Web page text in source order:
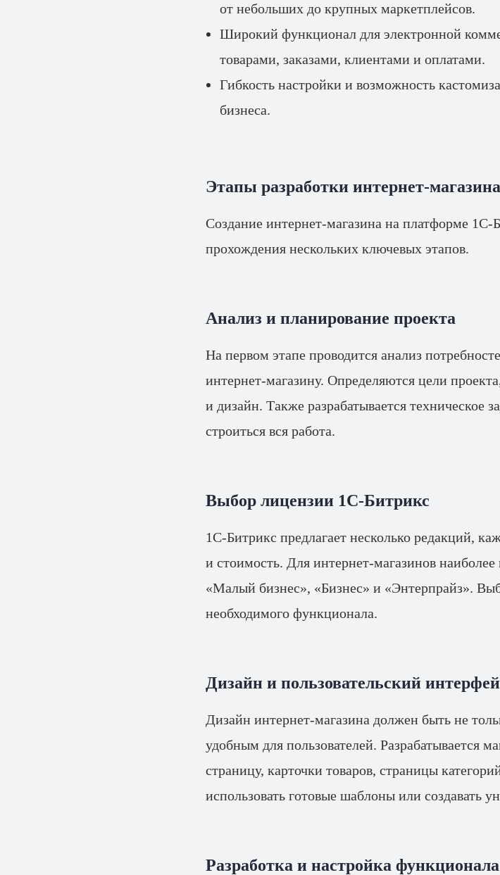
от небольших до крупных маркетплейсов.
Широкий функционал для электронной
товарами, заказами, клиентами и оплатами.
Гибкость настройки и возможность
бизнеса.
Этапы разработки интернет-
Создание интернет-магазина на платформе 1С-
прохождения нескольких ключевых этапов.
Анализ и планирование проекта
На первом этапе проводится анализ
интернет-магазину. Определяются цели
и дизайн. Также разрабатывается техническое
строиться вся работа.
Выбор лицензии 1С-Битрикс
1С-Битрикс предлагает несколько редакций,
и стоимость. Для интернет-магазинов
«Малый бизнес», «Бизнес» и «Энтерпрайз».
необходимого функционала.
Дизайн и пользовательский
Дизайн интернет-магазина должен быть не
удобным для пользователей. Разрабатывается
страницу, карточки товаров, страницы
использовать готовые шаблоны или создавать
Разработка и настройка функционала